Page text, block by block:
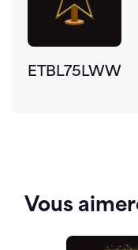
ETBL75LWW
Vous